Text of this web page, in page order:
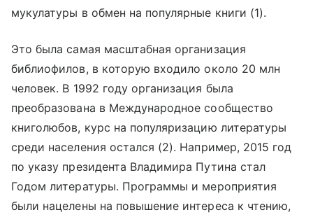
мукулатуры в обмен на популярные книги (1).
Это была самая масштабная организация
библиофилов, в которую входило около 20 млн
человек. В 1992 году организация была
преобразована в Международное сообщество
книголюбов, курс на популяризацию литературы
среди населения остался (2). Например, 2015 год
по указу президента Владимира Путина стал
Годом литературы. Программы и мероприятия
были нацелены на повышение интереса к чтению,